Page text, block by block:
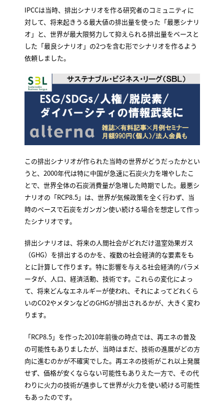
IPCCは当時、排出シナリオを作る研究者のコミュニティに
対して、将来起きうる最大値の排出量を使った「最悪シナリ
オ」と、世界が最大限努力して抑えられる排出量をベースと
した「最良シナリオ」の2つを含む形でシナリオを作るよう
依頼しました。
この排出シナリオが作られた当時の世界がどうだったかとい
うと、2000年代は特に中国が急速に石炭火力を増やしたこ
とで、世界全体の石炭消費量が急増した時期でした。最悪シ
ナリオの「RCP8.5」は、世界が気候政策を全く行わず、当
時のペースで石炭をガンガン使い続ける場合を想定して作っ
たシナリオです。
排出シナリオは、将来の人間社会がどれだけ温室効果ガス
（GHG）を排出するのかを、複数の社会経済的な要素をも
とに計算して作ります。特に影響を与える社会経済的パラメ
ータが、人口、経済活動、技術です。これらの変化によっ
て、将来どんなエネルギーが使われ、それによってどれくら
いのCO2やメタンなどのGHGが排出されるかが、大きく変わ
ります。
「RCP8.5」を作った2010年前後の時点では、再エネの普及
の可能性もありましたが、当時はまだ、技術の進展がどの方
向に進むのかが不確実でした。再エネの技術がこれ以上発展
せず、価格が安くならない可能性もありえた一方で、その代
わりに火力の技術が進歩して世界が火力を使い続ける可能性
もあったのです。